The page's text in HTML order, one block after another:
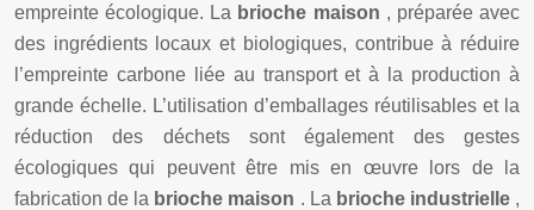
empreinte écologique. La brioche maison , préparée avec
des ingrédients locaux et biologiques, contribue à réduire
l’empreinte carbone liée au transport et à la production à
grande échelle. L’utilisation d’emballages réutilisables et la
réduction des déchets sont également des gestes
écologiques qui peuvent être mis en œuvre lors de la
fabrication de la brioche maison . La brioche industrielle ,